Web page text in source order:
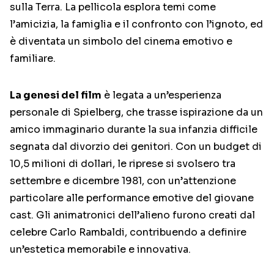
sulla Terra. La pellicola esplora temi come
l’amicizia, la famiglia e il confronto con l’ignoto, ed
è diventata un simbolo del cinema emotivo e
familiare.
La genesi del film è legata a un’esperienza
personale di Spielberg, che trasse ispirazione da un
amico immaginario durante la sua infanzia difficile
segnata dal divorzio dei genitori. Con un budget di
10,5 milioni di dollari, le riprese si svolsero tra
settembre e dicembre 1981, con un’attenzione
particolare alle performance emotive del giovane
cast. Gli animatronici dell’alieno furono creati dal
celebre Carlo Rambaldi, contribuendo a definire
un’estetica memorabile e innovativa.